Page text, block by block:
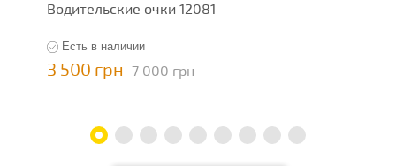
Водительские очки 12081
Есть в наличии
3 500 грн 7 000 грн